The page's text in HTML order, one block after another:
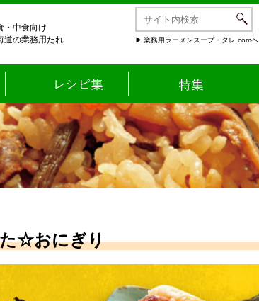
・中食向け
道の業務用たれ
業務用ラーメンスープ・タレ.comヘ
☆おにぎり